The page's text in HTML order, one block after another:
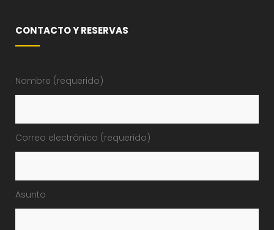
CONTACTO Y RESERVAS
Nombre (requerido)
Correo electrónico (requerido)
Asunto